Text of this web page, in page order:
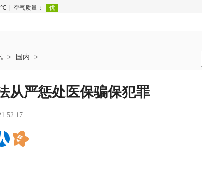
> 国内 >
从严惩处医保骗保犯罪